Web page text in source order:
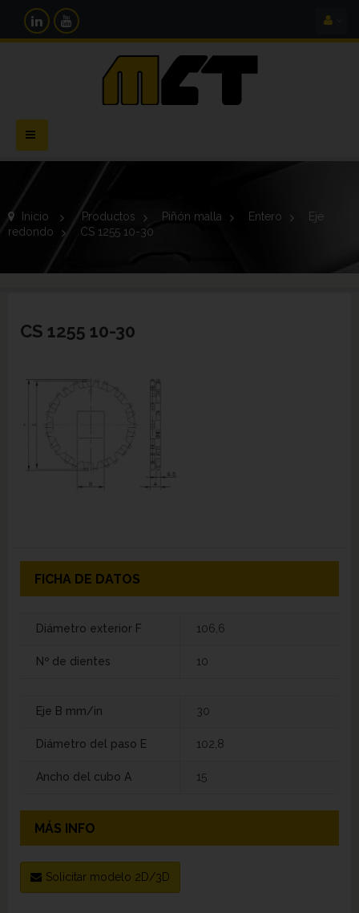
Navegación
Toggle
Inicio > Productos > Piñón malla > Entero >
Eje
redondo
> CS 1255 10-30
CS 1255 10-30
FICHA DE DATOS
Diámetro exterior F 106,6
Nº de dientes 10
Eje B mm/in 30
Diámetro del paso E 102,8
Ancho del cubo A 15
MÁS INFO
Solicitar modelo 2D/3D